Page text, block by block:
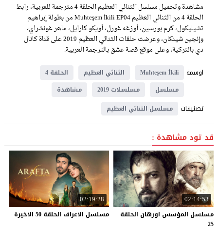
مشاهدة وتحميل مسلسل الثنائي العظيم الحلقة 4 مترجمة للعربية، رابط
الحلقة 4 من الثنائي العظيم Muhteşem İkili EP04 من بطولة إبراهيم
تشيليكول، كرم بورسين، أوزغه غورل، أويكو كارايل، ماهر غونشراي،
وإنجين شينكان، وعرضت حلقات الثنائي العظيم 2019 على قناة كانال
دي بالتركية، وعلى موقع قصة عشق بالترجمة العربية.
اوسمة
Muhteşem İkili الثنائي العظيم
الحلقة 4
مسلسل
مسلسلات 2019 مشاهدة
تصنيفات مسلسل الثنائي العظيم
قد تود مشاهدة :
02:14:53
مسلسل المؤسس اورهان الحلقة
25
02:19:28
مسلسل الاعراف الحلقة 50 الاخيرة